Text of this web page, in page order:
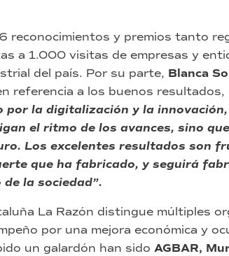
reconocimientos y premios tanto
a 1.000 visitas de empresas y
del país. Por su parte, Blanca
referencia a los buenos resultados,
por la digitalización y la
el ritmo de los avances, sino
Los excelentes resultados son
que ha fabricado, y seguirá
la sociedad”.
La Razón distingue múltiples
por una mejora económica y
un galardón han sido AGBAR,